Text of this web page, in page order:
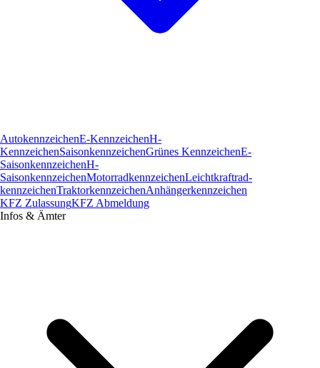
AutokennzeichenE-KennzeichenH-
KennzeichenSaisonkennzeichenGrünes KennzeichenE-
SaisonkennzeichenH-
SaisonkennzeichenMotorradkennzeichenLeichtkraftrad­
kennzeichenTraktorkennzeichenAnhängerkennzeichen
KFZ ZulassungKFZ Abmeldung
Infos & Ämter